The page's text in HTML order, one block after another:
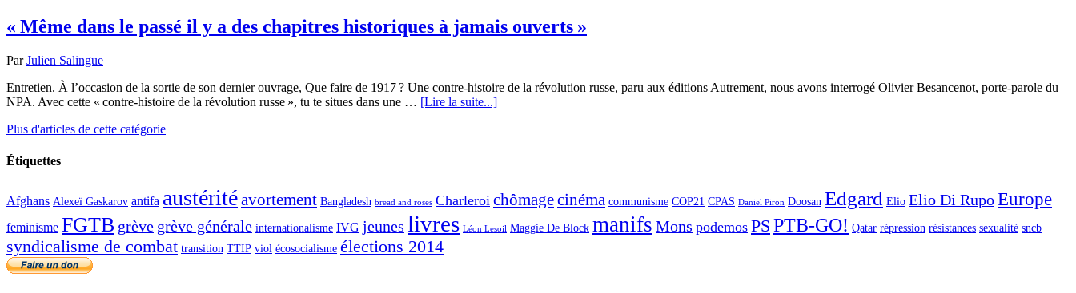
« Même dans le passé il y a des chapitres historiques à jamais ouverts »
ParJulien Salingue
Entretien. À l’occasion de la sortie de son dernier ouvrage, Que faire de 1917 ? Une contre-histoire de la révolution russe, paru aux éditions Autrement, nous avons interrogé Olivier Besancenot, porte-parole du
NPA. Avec cette « contre-histoire de la révolution russe », tu te situes dans une … [Lire la suite...]
Plus d'articles de cette catégorie
Étiquettes
Afghans Alexeï Gaskarov antifa austéritéavortement Bangladesh bread and roses Charleroi chômagecinéma communisme COP21 CPAS Daniel Piron Doosan Edgard Elio Elio Di RupoEurope
feminisme FGTB grève grève générale internationalisme IVG jeunes livres Léon Lesoil Maggie De Block manifs Mons podemos PS PTB-GO! Qatar répression résistances sexualité sncb
syndicalisme de combat transition TTIP viol écosocialisme élections 2014